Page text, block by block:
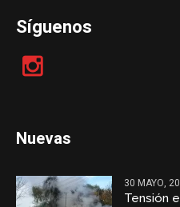
Síguenos
Nuevas
30 MAYO,
Tensión